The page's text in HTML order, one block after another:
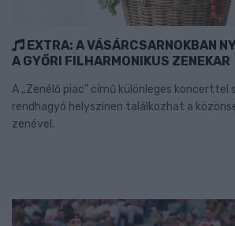
EXTRA: A VÁSÁRCSARNOKBAN
A GYŐRI FILHARMONIKUS ZENEKAR
A „Zenélő piac” című különleges
rendhagyó helyszínen találkozhat a
zenével.